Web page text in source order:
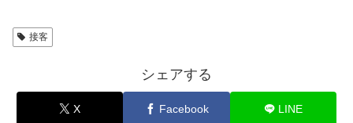
接客
シェアする
X Facebook LINE